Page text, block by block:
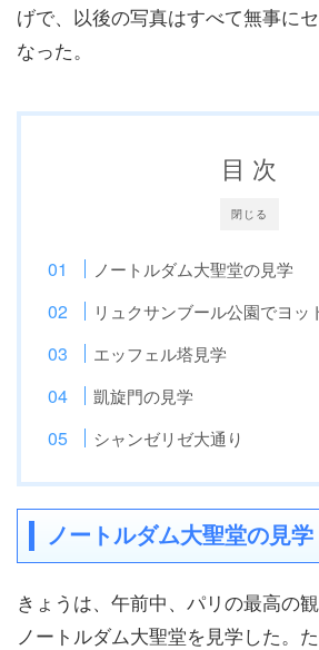
げで、以後の写真はすべて無事に
なった。
閉じる
目 次
ノートルダム大聖堂の見学
リュクサンブール公園でヨッ
エッフェル塔見学
凱旋門の見学
シャンゼリゼ大通り
ノートルダム大聖堂の見学
きょうは、午前中、パリの最高の
ノートルダム大聖堂を見学した。